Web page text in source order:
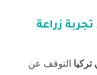
تجربة زراعة
التوقف عن